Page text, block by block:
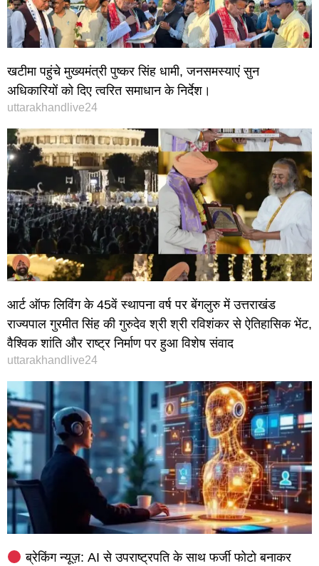
खटीमा पहुंचे मुख्यमंत्री पुष्कर सिंह धामी, जनसमस्याएं सुन
अधिकारियों को दिए त्वरित समाधान के निर्देश।
uttarakhandlive24
आर्ट ऑफ लिविंग के 45वें स्थापना वर्ष पर बेंगलुरु में उत्तराखंड
राज्यपाल गुरमीत सिंह की गुरुदेव श्री श्री रविशंकर से ऐतिहासिक भेंट,
वैश्विक शांति और राष्ट्र निर्माण पर हुआ विशेष संवाद
uttarakhandlive24
ब्रेकिंग न्यूज़: AI से उपराष्ट्रपति के साथ फर्जी फोटो बनाकर